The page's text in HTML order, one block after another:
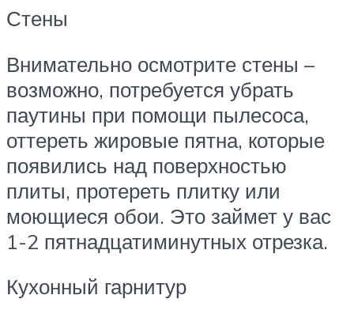
Стены
Внимательно осмотрите стены –
возможно, потребуется убрать
паутины при помощи пылесоса,
оттереть жировые пятна, которые
появились над поверхностью
плиты, протереть плитку или
моющиеся обои. Это займет у вас
1-2 пятнадцатиминутных отрезка.
Кухонный гарнитур